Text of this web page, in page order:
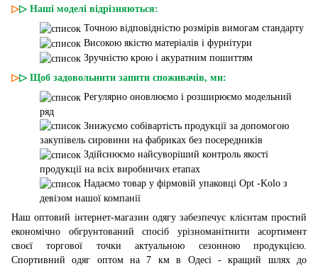
▷▷ Наші моделі відрізняються:
Точною відповідністю розмірів вимогам стандарту
Високою якістю матеріалів і фурнітури
Зручністю крою і акуратним пошиттям
▷▷ Щоб задовольнити запити споживачів, ми:
Регулярно оновлюємо і розширюємо модельний
ряд
Знижуємо собівартість продукції за допомогою
закупівель сировини на фабриках без посередників
Здійснюємо найсуворіший контроль якості
продукції на всіх виробничих етапах
Надаємо товар у фірмовій упаковці Opt -Kolo з
девізом нашої компанії
Наш оптовий інтернет-магазин одягу забезпечує клієнтам простий
економічно обгрунтований спосіб урізноманітнити асортимент
своєї торгової точки актуальною сезонною продукцією.
Спортивний одяг оптом на 7 км в Одесі - кращий шлях до